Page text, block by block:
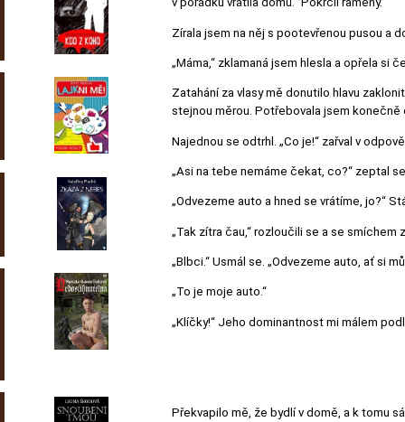
Zírala jsem na něj s pootevřenou pusou a
„Máma,“ zklamaná jsem hlesla a opřela si
Zatahání za vlasy mě donutilo hlavu
stejnou měrou. Potřebovala jsem
Najednou se odtrhl. „Co je!“ zařval v
„Asi na tebe nemáme čekat, co?“ zeptal
„Odvezeme auto a hned se vrátíme, jo?“
„Tak zítra čau,“ rozloučili se a se smíchem
„Blbci.“ Usmál se. „Odvezeme auto, ať si
„To je moje auto.“
„Klíčky!“ Jeho dominantnost mi málem
Překvapilo mě, že bydlí v domě, a k tomu